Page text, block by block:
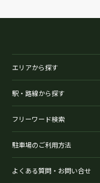
エリアから探す
駅・路線から探す
フリーワード検索
駐車場のご利用方法
よくある質問・お問い合せ